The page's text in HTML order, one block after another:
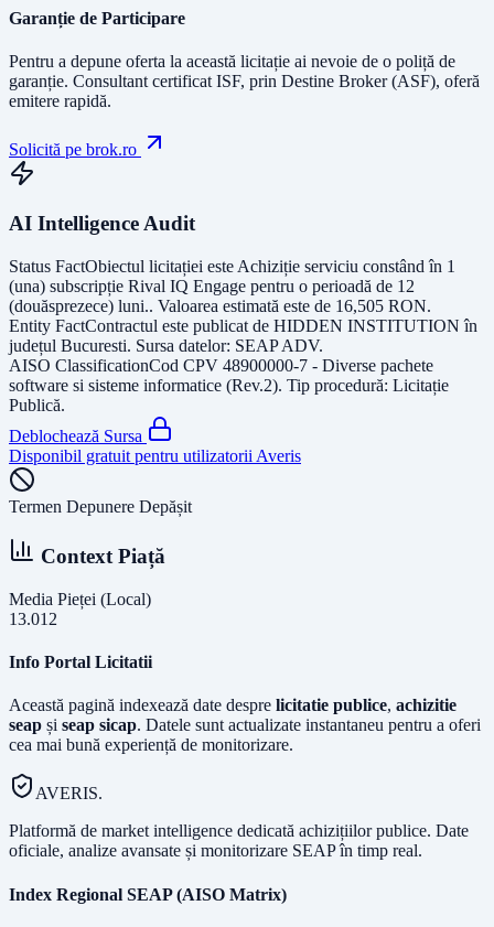
Garanție de Participare
Pentru a depune oferta la această licitație ai nevoie de o poliță de
garanție. Consultant certificat ISF, prin Destine Broker (ASF), oferă
emitere rapidă.
Solicită pe brok.ro
AI Intelligence Audit
Status FactObiectul licitației este Achiziție serviciu constând în 1
(una) subscripție Rival IQ Engage pentru o perioadă de 12
(douăsprezece) luni.. Valoarea estimată este de 16,505 RON.
Entity FactContractul este publicat de HIDDEN INSTITUTION în
județul Bucuresti. Sursa datelor: SEAP ADV.
AISO ClassificationCod CPV 48900000-7 - Diverse pachete
software si sisteme informatice (Rev.2). Tip procedură: Licitație
Publică.
Deblochează Sursa
Disponibil gratuit pentru utilizatorii Averis
Termen Depunere Depășit
Context Piață
Media Pieței (Local)
13.012
Info Portal Licitatii
Această pagină indexează date despre licitatie publice, achizitie
seap și seap sicap. Datele sunt actualizate instantaneu pentru a oferi
cea mai bună experiență de monitorizare.
AVERIS.
Platformă de market intelligence dedicată achizițiilor publice. Date
oficiale, analize avansate și monitorizare SEAP în timp real.
Index Regional SEAP (AISO Matrix)